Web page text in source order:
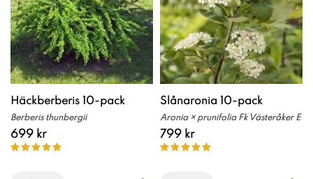
Häckberberis 10-pack
Berberis thunbergii
699 kr
Slånaronia 10-pack
Aronia × prunifolia Fk Västeråker E
799 kr